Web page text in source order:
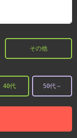
その他
40代 50代～